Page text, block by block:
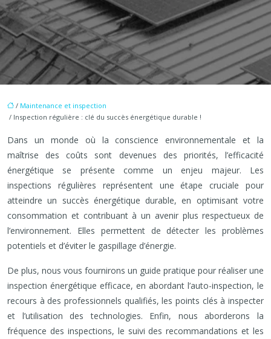
/ Maintenance et inspection
/ Inspection régulière : clé du succès énergétique durable !
Dans un monde où la conscience environnementale et la
maîtrise des coûts sont devenues des priorités, l’efficacité
énergétique se présente comme un enjeu majeur. Les
inspections régulières représentent une étape cruciale pour
atteindre un succès énergétique durable, en optimisant votre
consommation et contribuant à un avenir plus respectueux de
l’environnement. Elles permettent de détecter les problèmes
potentiels et d’éviter le gaspillage d’énergie.
De plus, nous vous fournirons un guide pratique pour réaliser une
inspection énergétique efficace, en abordant l’auto-inspection, le
recours à des professionnels qualifiés, les points clés à inspecter
et l’utilisation des technologies. Enfin, nous aborderons la
fréquence des inspections, le suivi des recommandations et les